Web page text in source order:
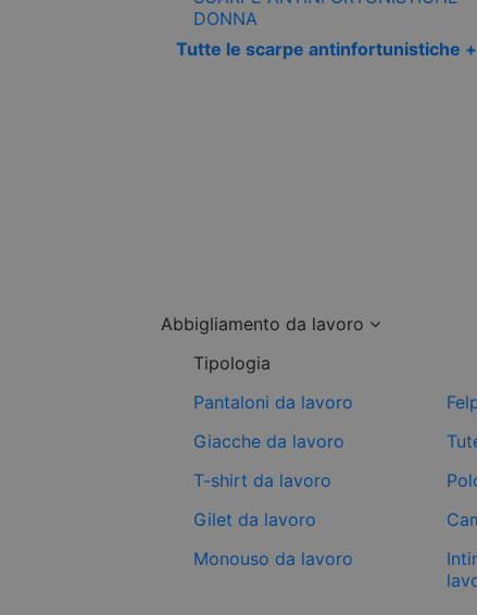
DONNA
Tutte le scarpe antinfortunistiche +
Abbigliamento da lavoro
Tipologia
Pantaloni da lavoro
Giacche da lavoro
T-shirt da lavoro
Gilet da lavoro
Monouso da lavoro